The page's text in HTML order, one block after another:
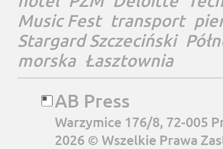
Music Fest transport
Stargard Szczeciński
morska Łasztownia
AB Press
Warzymice 176/8, 72-005
2026 © Wszelkie Prawa